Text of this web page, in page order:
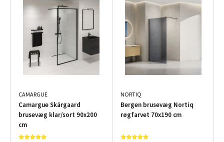
CAMARGUE
Camargue Skärgaard
brusevæg klar/sort 90x200
cm
NORTIQ
Bergen brusevæg Nortiq
røgfarvet 70x190 cm